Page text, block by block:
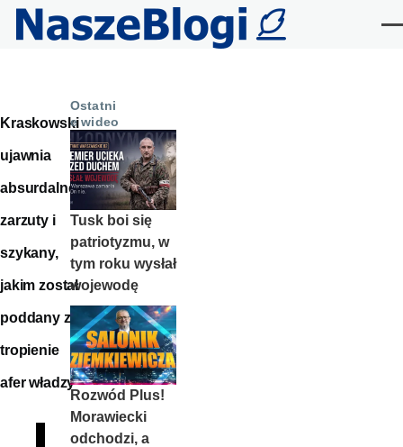
Przejdź do treści
Kraskowski
ujawnia
absurdalne
zarzuty i
szykany,
jakim został
poddany za
tropienie
afer władzy
Ostatni
e wideo
Tusk boi się
patriotyzmu, w
tym roku wysłał
wojewodę
Rozwód Plus!
Morawiecki
odchodzi, a